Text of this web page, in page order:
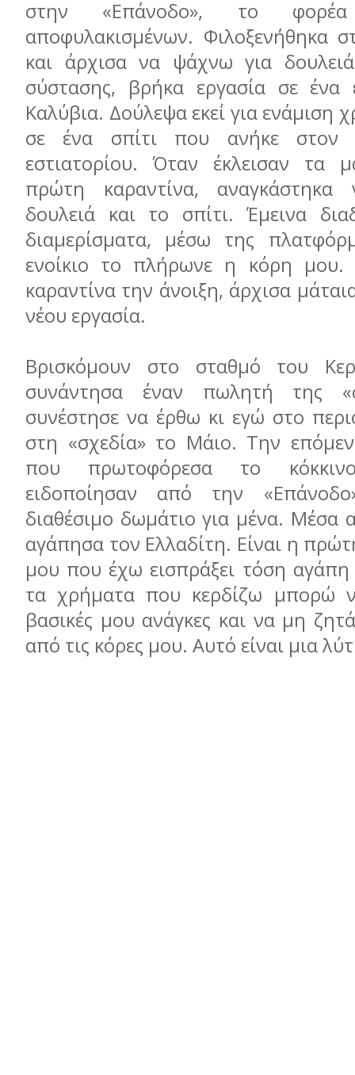
στην «Επάνοδο», το φορέα
αποφυλακισμένων. Φιλοξενήθηκα
και άρχισα να ψάχνω για
σύστασης, βρήκα εργασία σε ένα
Καλύβια. Δούλεψα εκεί για ενάμιση
σε ένα σπίτι που ανήκε στον
εστιατορίου. Όταν έκλεισαν τα
πρώτη καραντίνα,
δουλειά και το σπίτι. Έμεινα
διαμερίσματα, μέσω της
ενοίκιο το πλήρωνε η κόρη μου.
καραντίνα την άνοιξη, άρχισα
νέου εργασία.
Βρισκόμουν στο σταθμό του
συνάντησα έναν πωλητή της
συνέστησε να έρθω κι εγώ στο
στη «σχεδία» το Μάιο. Την
που πρωτοφόρεσα το
ειδοποίησαν από την
διαθέσιμο δωμάτιο για μένα. Μέσα
αγάπησα τον Ελλαδίτη. Είναι η
μου που έχω εισπράξει τόση
τα χρήματα που κερδίζω μπορώ
βασικές μου ανάγκες και να μη
από τις κόρες μου. Αυτό είναι μια